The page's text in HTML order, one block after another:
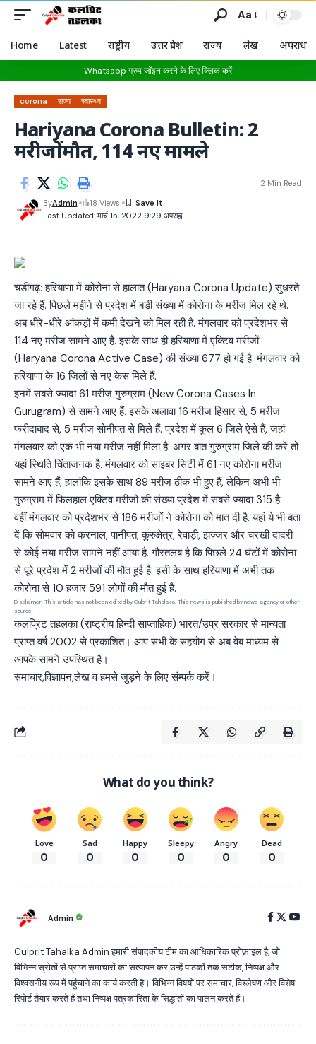
Aa
Home Latest राष्ट्रीय उत्तर प्रदेश राज्य लेख अपराध
Whatsapp ग्रुप जॉइन करने के लिए क्लिक करें
corona राज्य स्वास्थ्य
Hariyana Corona Bulletin: 2
मरीजोंमौत, 114 नए मामले
Last Updated: मार्च 15, 2022 9:29 अपराह्न
ByAdmin 18 Views
2 Min Read
चंडीगढ़: हरियाणा में कोरोना से हालात (Haryana Corona Update) सुधरते
जा रहे हैं. पिछले महीने से प्रदेश में बड़ी संख्या में कोरोना के मरीज मिल रहे थे.
अब धीरे-धीरे आंकड़ों में कमी देखने को मिल रही है. मंगलवार को प्रदेशभर से
114 नए मरीज सामने आए हैं. इसके साथ ही हरियाणा में एक्टिव मरीजों
(Haryana Corona Active Case) की संख्या 677 हो गई है. मंगलवार को
हरियाणा के 16 जिलों से नए केस मिले हैं.
इनमें सबसे ज्यादा 61 मरीज गुरुग्राम (New Corona Cases In
Gurugram) से सामने आए हैं. इसके अलावा 16 मरीज हिसार से, 5 मरीज
फरीदाबाद से, 5 मरीज सोनीपत से मिले हैं. प्रदेश में कुल 6 जिले ऐसे हैं, जहां
मंगलवार को एक भी नया मरीज नहीं मिला है. अगर बात गुरुग्राम जिले की करें तो
यहां स्थिति चिंताजनक है. मंगलवार को साइबर सिटी में 61 नए कोरोना मरीज
सामने आए हैं, हालांकि इसके साथ 89 मरीज ठीक भी हुए हैं, लेकिन अभी भी
गुरुग्राम में फिलहाल एक्टिव मरीजों की संख्या प्रदेश में सबसे ज्यादा 315 है.
वहीं मंगलवार को प्रदेशभर से 186 मरीजों ने कोरोना को मात दी है. यहां ये भी बता
दें कि सोमवार को करनाल, पानीपत, कुरुक्षेत्र, रेवाड़ी, झज्जर और चरखी दादरी
से कोई नया मरीज सामने नहीं आया है. गौरतलब है कि पिछले 24 घंटों में कोरोना
से पूरे प्रदेश में 2 मरीजों की मौत हुई है. इसी के साथ हरियाणा में अभी तक
कोरोना से 10 हजार 591 लोगों की मौत हुई है.
Disclaimer: This article has not been edited by Culprit Tahalaka. This news is published by news agency or other
source.
कलप्रिट तहलका (राष्ट्रीय हिन्दी साप्ताहिक) भारत/उप्र सरकार से मान्यता
प्राप्त वर्ष 2002 से प्रकाशित। आप सभी के सहयोग से अब वेब माध्यम से
आपके सामने उपस्थित है।
समाचार,विज्ञापन,लेख व हमसे जुड़ने के लिए संम्पर्क करें।
What do you think?
Love
0
Sad
0
Happy
0
Sleepy
0
Angry
0
Dead
0
Admin
Culprit Tahalka Admin हमारी संपादकीय टीम का आधिकारिक प्रोफ़ाइल है, जो
विभिन्न स्रोतों से प्राप्त समाचारों का सत्यापन कर उन्हें पाठकों तक सटीक, निष्पक्ष और
विश्वसनीय रूप में पहुंचाने का कार्य करती है। विभिन्न विषयों पर समाचार, विश्लेषण और विशेष
रिपोर्ट तैयार करते हैं तथा निष्पक्ष पत्रकारिता के सिद्धांतों का पालन करते हैं।